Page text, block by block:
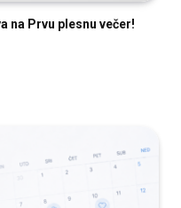
na Prvu plesnu večer!